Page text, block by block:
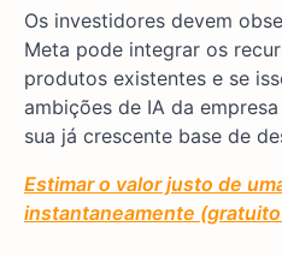
Os investidores devem
Meta pode integrar os
produtos existentes e se
ambições de IA da
sua já crescente base de
Estimar o valor justo de
instantaneamente